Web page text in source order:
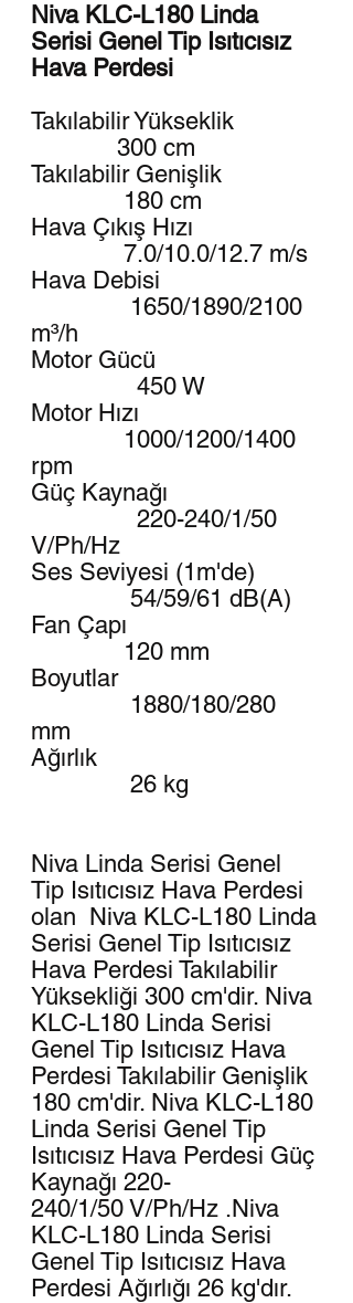
Niva KLC-L180 Linda
Serisi Genel Tip Isıtıcısız
Hava Perdesi
Takılabilir Yükseklik
300 cm
Takılabilir Genişlik
180 cm
Hava Çıkış Hızı
7.0/10.0/12.7 m/s
Hava Debisi
1650/1890/2100
m³/h
Motor Gücü
450 W
Motor Hızı
1000/1200/1400
rpm
Güç Kaynağı
220-240/1/50
V/Ph/Hz
Ses Seviyesi (1m'de)
54/59/61 dB(A)
Fan Çapı
120 mm
Boyutlar
1880/180/280
mm
Ağırlık
26 kg
Niva Linda Serisi Genel
Tip Isıtıcısız Hava Perdesi
olan Niva KLC-L180 Linda
Serisi Genel Tip Isıtıcısız
Hava Perdesi Takılabilir
Yüksekliği 300 cm'dir. Niva
KLC-L180 Linda Serisi
Genel Tip Isıtıcısız Hava
Perdesi Takılabilir Genişlik
180 cm'dir. Niva KLC-L180
Linda Serisi Genel Tip
Isıtıcısız Hava Perdesi Güç
Kaynağı 220-
240/1/50 V/Ph/Hz .Niva
KLC-L180 Linda Serisi
Genel Tip Isıtıcısız Hava
Perdesi Ağırlığı 26 kg'dır.